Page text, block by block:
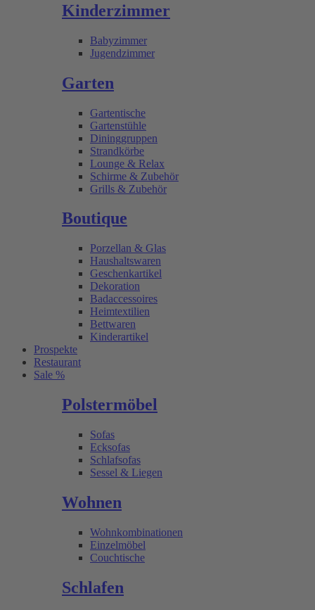
Kinderzimmer
Babyzimmer
Jugendzimmer
Garten
Gartentische
Gartenstühle
Dininggruppen
Strandkörbe
Lounge & Relax
Schirme & Zubehör
Grills & Zubehör
Boutique
Porzellan & Glas
Haushaltswaren
Geschenkartikel
Dekoration
Badaccessoires
Heimtextilien
Bettwaren
Kinderartikel
Prospekte
Restaurant
Sale %
Polstermöbel
Sofas
Ecksofas
Schlafsofas
Sessel & Liegen
Wohnen
Wohnkombinationen
Einzelmöbel
Couchtische
Schlafen